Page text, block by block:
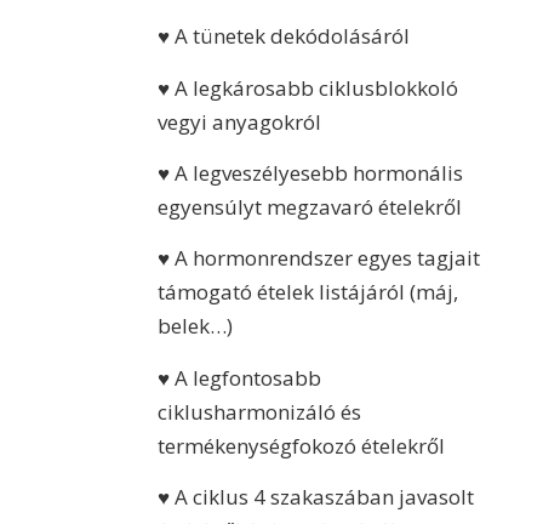
♥ A tünetek dekódolásáról
♥ A legkárosabb ciklusblokkoló
vegyi anyagokról
♥ A legveszélyesebb hormonális
egyensúlyt megzavaró ételekről
♥ A hormonrendszer egyes tagjait
támogató ételek listájáról (máj,
belek…)
♥ A legfontosabb
ciklusharmonizáló és
termékenységfokozó ételekről
♥ A ciklus 4 szakaszában javasolt